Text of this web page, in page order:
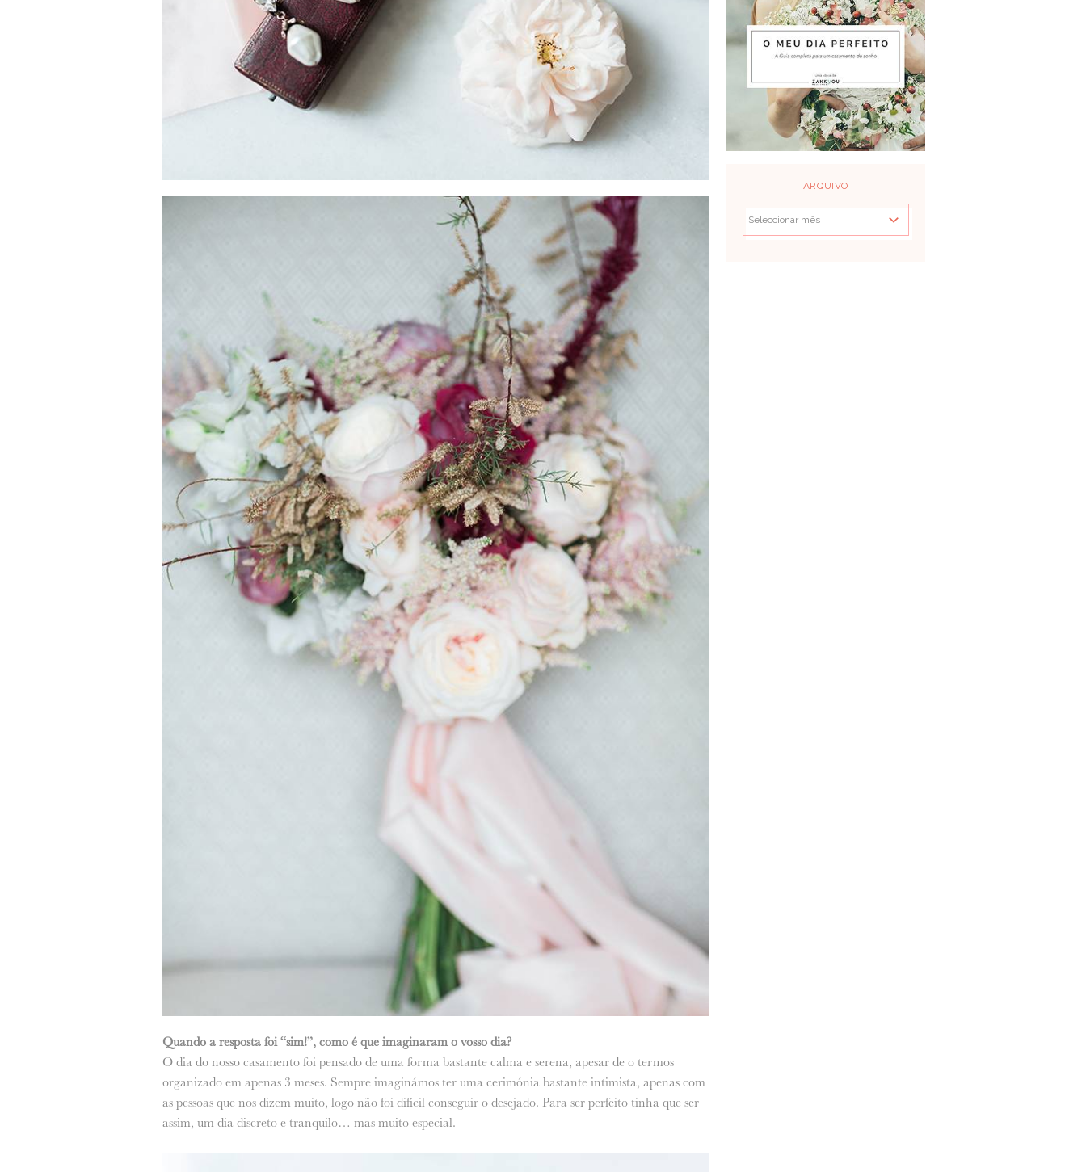
Quando a resposta foi “sim!”, como é que imaginaram o vosso dia?
O dia do nosso casamento foi pensado de uma forma bastante calma e serena, apesar de o termos
organizado em apenas 3 meses. Sempre imaginámos ter uma cerimónia bastante intimista, apenas com
as pessoas que nos dizem muito, logo não foi difícil conseguir o desejado. Para ser perfeito tinha que ser
assim, um dia discreto e tranquilo… mas muito especial.
ARQUIVO